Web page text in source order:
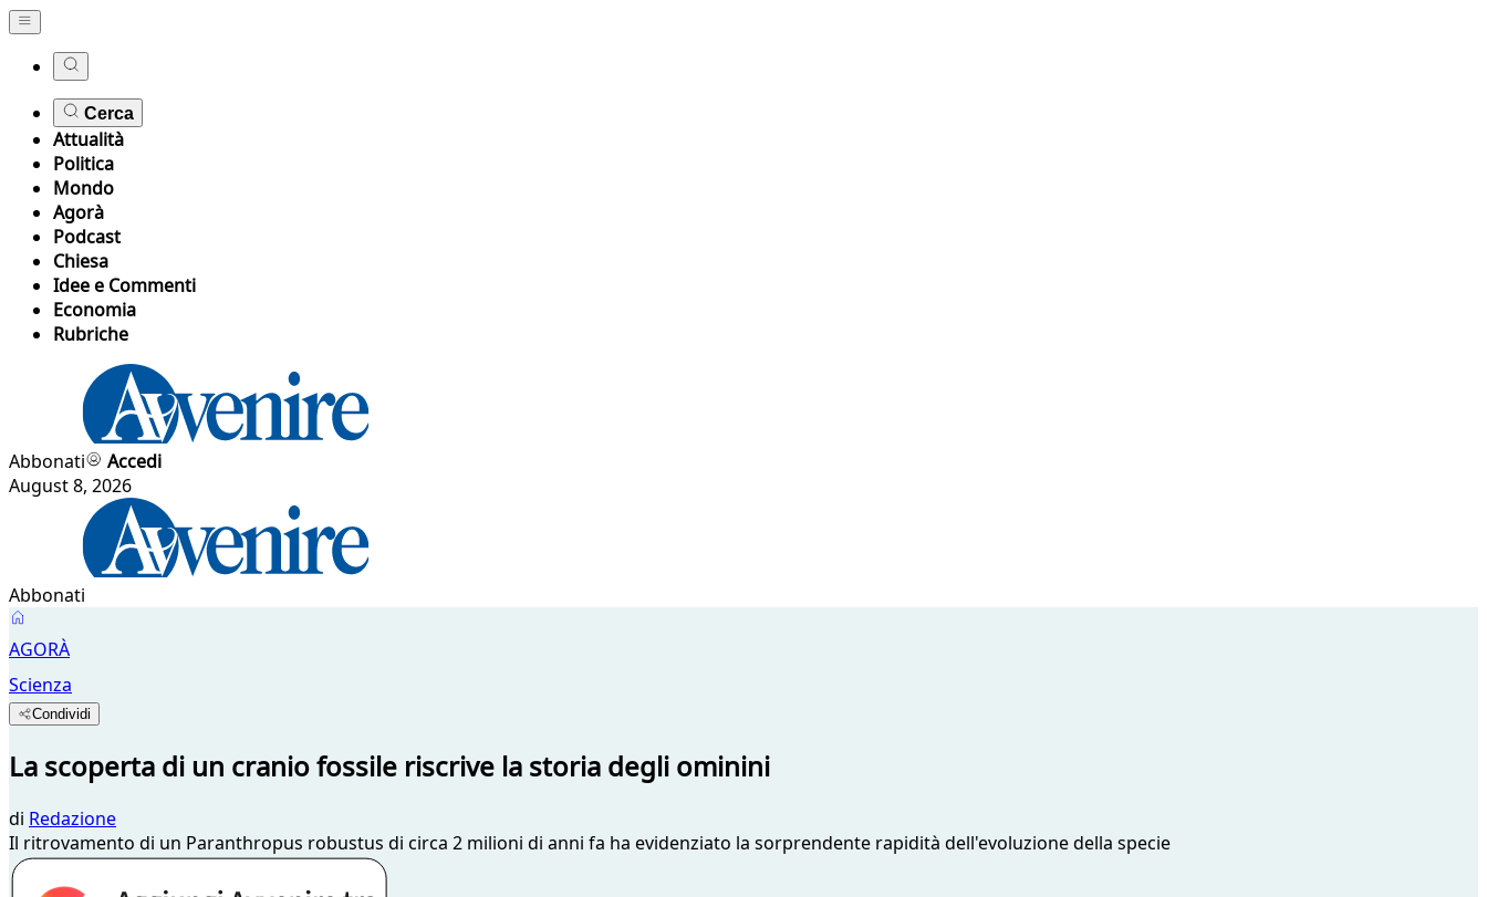
Cerca
Attualità
Politica
Mondo
Agorà
Podcast
Chiesa
Idee e Commenti
Economia
Rubriche
Abbonati
Accedi
August 8, 2026
Abbonati
AGORÀ
Scienza
Condividi
La scoperta di un cranio fossile riscrive la storia degli ominini
di Redazione
Il ritrovamento di un Paranthropus robustus di circa 2 milioni di anni fa ha evidenziato la sorprendente rapidità dell'evoluzione della specie